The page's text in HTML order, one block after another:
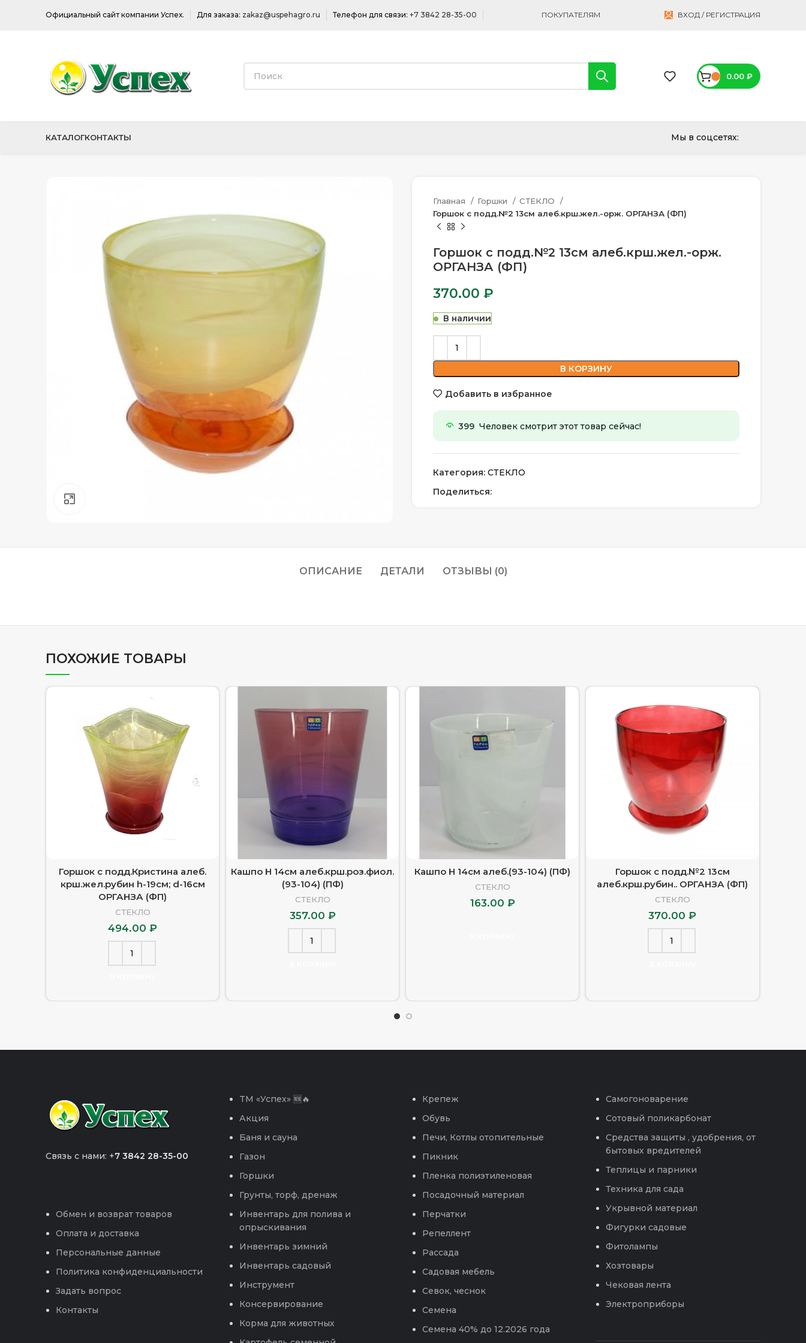
Официальный сайт компании Успех. Для заказа: zakaz@uspehagro.ru Телефон для связи: +7 3842 28-35-00 ПОКУПАТЕЛЯМ ВХОД / РЕГИСТРАЦИЯ
0.00 ₽
КАТАЛОГКОНТАКТЫ Мы в соцсетях:
Главная Горшки
СТЕКЛО
Горшок с подд.№2 13см алеб.крш.жел.-орж. ОРГАНЗА (ФП)
Горшок с подд.№2 13см алеб.крш.жел.-орж.
ОРГАНЗА (ФП)
370.00 ₽
В наличии
В КОРЗИНУ
Добавить в избранное
399 Человек смотрит этот товар сейчас!
Категория: СТЕКЛО
Поделиться:
ОПИСАНИЕ ДЕТАЛИ ОТЗЫВЫ (0)
ПОХОЖИЕ ТОВАРЫ
Горшок с подд.Кристина алеб.
крш.жел.рубин h-19см; d-16см
ОРГАНЗА (ФП)
СТЕКЛО
494.00₽
Кашпо Н 14см алеб.крш.роз.фиол.
(93-104) (ПФ)
СТЕКЛО
357.00 ₽
Кашпо Н 14см алеб.(93-104) (ПФ)
СТЕКЛО
163.00 ₽
Горшок с подд.№2 13см
алеб.крш.рубин.. ОРГАНЗА (ФП)
СТЕКЛО
370.00₽
Связь с нами: +7 3842 28-35-00
Обмен и возврат товаров
Оплата и доставка
Персональные данные
Политика конфиденциальности
Задать вопрос
Контакты
TM «Успех» 🆕🔥
Акция
Баня и сауна
Газон
Горшки
Грунты, торф, дренаж
Инвентарь для полива и
опрыскивания
Инвентарь зимний
Инвентарь садовый
Инструмент
Консервирование
Корма для животных
Крепеж
Обувь
Печи, Котлы отопительные
Пикник
Пленка полиэтиленовая
Посадочный материал
Перчатки
Репеллент
Рассада
Садовая мебель
Севок, чеснок
Семена
Семена 40% до 12.2026 года
Самогоноварение
Сотовый поликарбонат
Средства защиты , удобрения, от
бытовых вредителей
Теплицы и парники
Техника для сада
Укрывной материал
Фигурки садовые
Фитолампы
Хозтовары
Чековая лента
Электроприборы